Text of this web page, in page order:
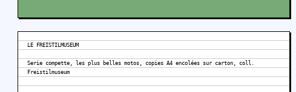
LE FREISTILMUSEUM
Serie compette, les plus belles motos, copies A4 encolées sur carton, coll.
Freistilmuseum